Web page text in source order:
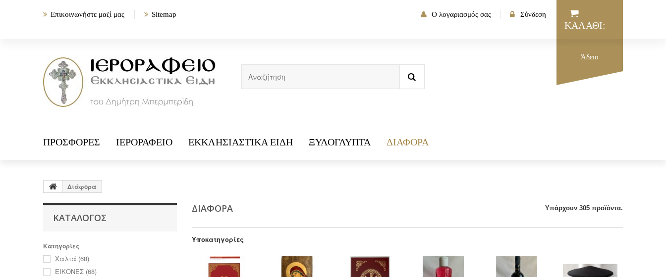
ΚΑΛΆΘΙ:
Άδειο
Σύνδεση
Ο λογαριασμός σας
Επικοινωνήστε μαζί μας Sitemap
ΠΡΟΣΦΟΡΈΣ ΙΕΡΟΡΑΦΕΊΟ ΕΚΚΛΗΣΙΑΣΤΙΚΆ ΕΊΔΗ ΞΥΛΌΓΛΥΠΤΑ ΔΙΆΦΟΡΑ
Διάφορα
ΚΑΤΆΛΟΓΟΣ
Κατηγορίες
Χαλιά (68)
ΕΙΚΟΝΕΣ (68)
ΔΙΆΦΟΡΑ Υπάρχουν 305 προϊόντα.
Υποκατηγορίες